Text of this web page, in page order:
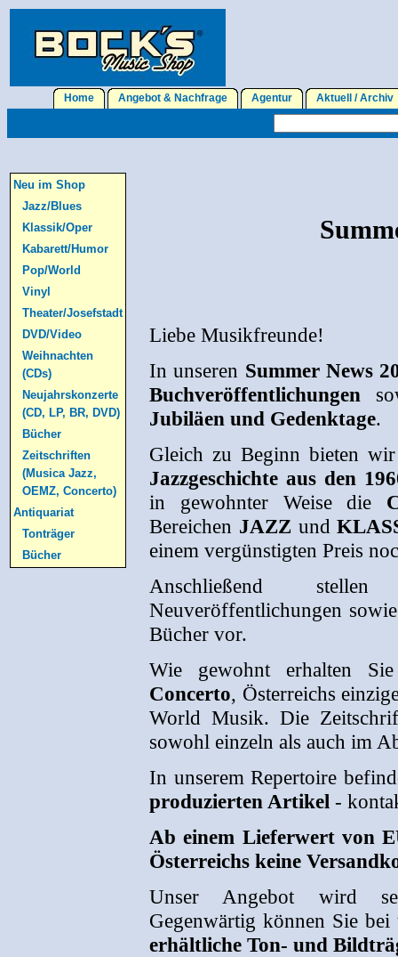
Home Angebot & Nachfrage Agentur Aktuell / Archiv
Neu im Shop
Jazz/Blues
Klassik/Oper
Kabarett/Humor
Pop/World
Vinyl
Theater/Josefstadt
DVD/Video
Weihnachten
(CDs)
Neujahrskonzerte
(CD, LP, BR, DVD)
Bücher
Zeitschriften
(Musica Jazz,
OEMZ, Concerto)
Antiquariat
Tonträger
Bücher
Liebe Musikfreunde!
In unseren Summer News
Buchveröffentlichungen
Jubiläen und Gedenktage.
Gleich zu Beginn bieten
Jazzgeschichte aus den
in gewohnter Weise die
Bereichen JAZZund
einem vergünstigten Preis
Anschließend
Neuveröffentlichungen
Bücher vor.
Wie gewohnt erhalten
Concerto, Österreichs
World Musik. Die
sowohl einzeln als auch im
In unserem Repertoire
produzierten Artikel -
Ab einem Lieferwert von
Österreichs keine
Unser Angebot wird
Gegenwärtig können Sie
erhältliche Ton- und